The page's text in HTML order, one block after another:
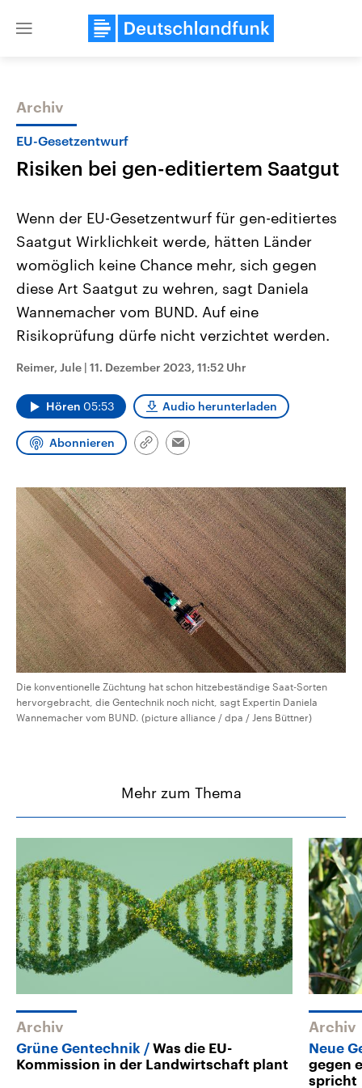
Close
Themen
Landtagswahl Sachsen-Anhalt
2026
Alle Informationen
Sachsen-Anhalt wählt am 6.
September 2026 einen neuen
Landtag. Seit 2021 wird das
Bundesland von einer Koalition aus
CDU, SPD und FDP regiert.-
Wahlprogramme, aktuelle Berichte
und Hintergründe zu den Parteien
Wahl.
Aktuelle Beiträge,
Hintergründe
Wirtschaftlich und
gehören die Vereinigten
mit großem Einfluss auf
aktuelle Weltgeschehen.
Sendungen Programm Podcasts
Audio-Archiv
Archiv
EU-Gesetzentwurf
Risiken bei gen-editiertem Saatgut
Wenn der EU-Gesetzentwurf für gen-editiertes
Saatgut Wirklichkeit werde, hätten Länder
womöglich keine Chance mehr, sich gegen
diese Art Saatgut zu wehren, sagt Daniela
Wannemacher vom BUND. Auf eine
Risikoprüfung dürfe nicht verzichtet werden.
Reimer, Jule | 11. Dezember 2023, 11:52 Uhr
Hören 05:53 Audio herunterladen
Abonnieren
Link
Email
Die konventionelle Züchtung hat schon hitzebeständige Saat-Sorten
hervorgebracht, die Gentechnik noch nicht, sagt Expertin Daniela
Wannemacher vom BUND. (picture alliance / dpa / Jens Büttner)
Mehr zum Thema
Archiv
Grüne Gentechnik
Was die EU-
Kommission in der Landwirtschaft plant
Archiv
Neue
gegen
spricht